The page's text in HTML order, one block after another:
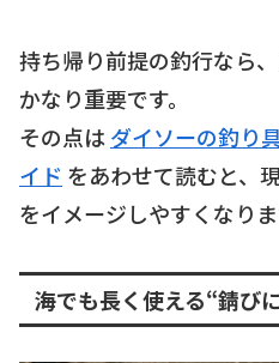
持ち帰り前提の釣行なら
かなり重要です。
その点はダイソーの釣り
イド をあわせて読むと、
をイメージしやすくなり
海でも長く使える“錆び